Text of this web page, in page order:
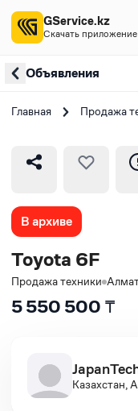
Объявления
Главная Продажа
В архиве
Toyota 6F
Продажа техники
5 550 500 ₸
Казахстан,
GService.kz
Скачать приложение